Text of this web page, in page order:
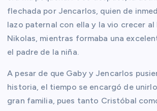
flechada por Jencarlos, quien de
lazo paternal con ella y la vio crecer al
Nikolas, mientras formaba una
el padre de la niña.
A pesar de que Gaby y Jencarlos
historia, el tiempo se encargó de
gran familia, pues tanto Cristóbal